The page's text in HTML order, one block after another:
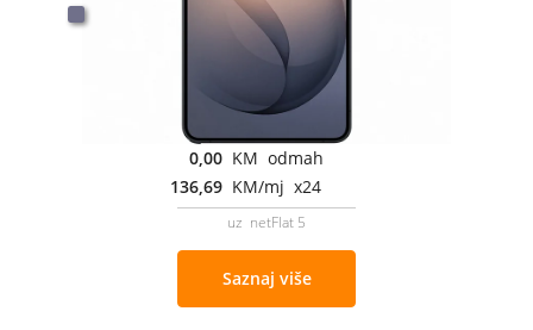
0,00 KM odmah
136,69 KM/mj x24
uz netFlat 5
Saznaj više